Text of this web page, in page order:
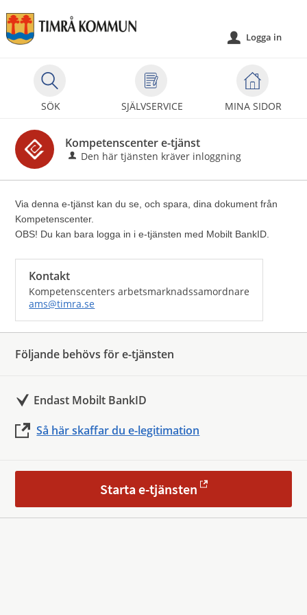
Välkommen
till
självservice
kommun
SÖK SJÄLVSERVICE MINA SIDOR
u Logga in
Kompetenscenter e-tjänst
Den här tjänsten kräver inloggning
Via denna e-tjänst kan du se, och spara, dina dokument från
Kompetenscenter.
OBS! Du kan bara logga in i e-tjänsten med Mobilt BankID.
Kontakt
Kompetenscenters arbetsmarknadssamordnare
ams@timra.se
Följande behövs för e-tjänsten
Endast Mobilt BankID
Så här skaffar du e-legitimation
Starta e-tjänsten